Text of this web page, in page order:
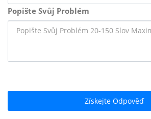
Popište Svůj Problém
Získejte Odpověď